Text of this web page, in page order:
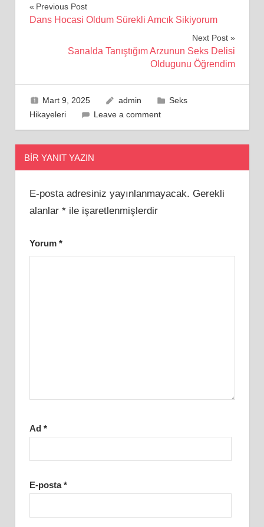
Yazı
Previous Post
Dans Hocasi Oldum Sürekli Amcık Sikiyorum
Next Post
Sanalda Tanıştığım Arzunun Seks Delisi
Oldugunu Öğrendim
Mart 9, 2025 admin
Seks
Hikayeleri
Leave a comment
BIR YANIT YAZIN
E-posta adresiniz yayınlanmayacak. Gerekli
alanlar *ile işaretlenmişlerdir
Yorum *
Ad *
E-posta*